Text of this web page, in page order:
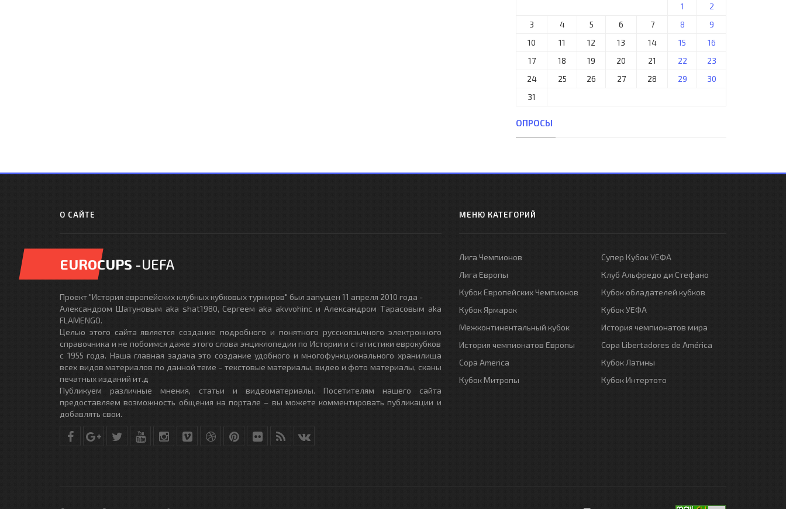
1
2
3
4 5 6 7 8
9
10
11 12 13 14 15
16
17
18 19 20 21 22
23
24
25 26 27 28 29
30
31
ОПРОСЫ
О САЙТЕ
EUROCUPS -UEFA
Проект "История европейских клубных кубковых турниров" был запущен 11 апреля 2010 года -
Александром Шатуновым aka shat1980, Сергеем aka akvvohinc и Александром Тарасовым aka
FLAMENGO.
Целью этого сайта является создание подробного и понятного русскоязычного электронного
справочника и не побоимся даже этого слова энциклопедии по Истории и статистики еврокубков
с 1955 года. Наша главная задача это создание удобного и многофункционального хранилища
всех видов материалов по данной теме - текстовые материалы, видео и фото материалы, сканы
печатных изданий ит.д
Публикуем различные мнения, статьи и видеоматериалы. Посетителям нашего сайта
предоставляем возможность общения на портале – вы можете комментировать публикации и
добавлять свои.
МЕНЮ КАТЕГОРИЙ
Лига Чемпионов
Лига Европы
Кубок Европейских Чемпионов
Кубок Ярмарок
Межконтинентальный кубок
История чемпионатов Европы
Copa America
Кубок Митропы
Супер Кубок УЕФА
Клуб Альфредо ди Стефано
Кубок обладателей кубков
Кубок УЕФА
История чемпионатов мира
Copa Libertadores de América
Кубок Латины
Кубок Интертото
© Copyright © 2010-2017. Разработано студиейDLE-THEME.RU- All Rights Reserved.